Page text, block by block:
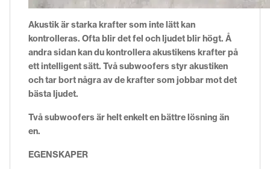
Akustik är starka krafter som inte lätt kan
kontrolleras. Ofta blir det fel och ljudet blir högt. Å
andra sidan kan du kontrollera akustikens krafter på
ett intelligent sätt. Två subwoofers styr akustiken
och tar bort några av de krafter som jobbar mot det
bästa ljudet.
Två subwoofers är helt enkelt en bättre lösning än
en.
EGENSKAPER